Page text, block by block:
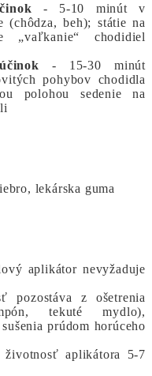
- 5-10 minút v
(chôdza, beh); státie na
„vaľkanie“ chodidiel
- 15-30 minút
pohybov chodidla
polohou sedenie na
lekárska guma
aplikátor nevyžaduje
pozostáva z ošetrenia
tekuté mydlo),
prúdom horúceho
aplikátora 5-7